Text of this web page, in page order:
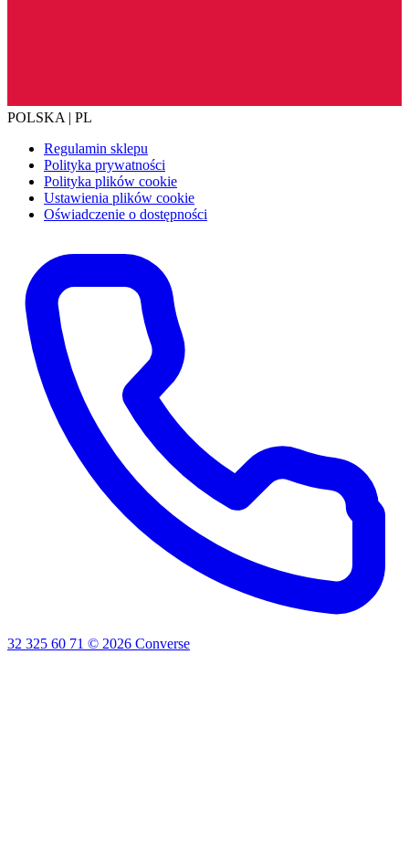
POLSKA | PL
Regulamin sklepu
Polityka prywatności
Polityka plików cookie
Ustawienia plików cookie
Oświadczenie o dostępności
32 325 60 71 © 2026 Converse